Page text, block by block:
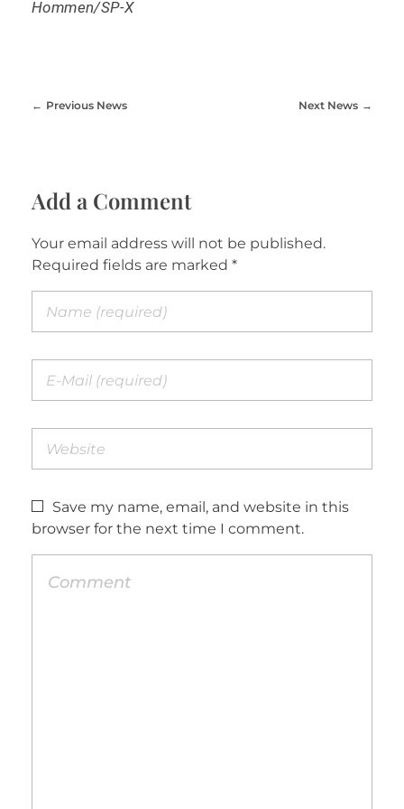
Hommen/SP-X
Previous News Next News
Add a Comment
Your email address will not be published.
Required fields are marked *
Save my name, email, and website in this
browser for the next time I comment.